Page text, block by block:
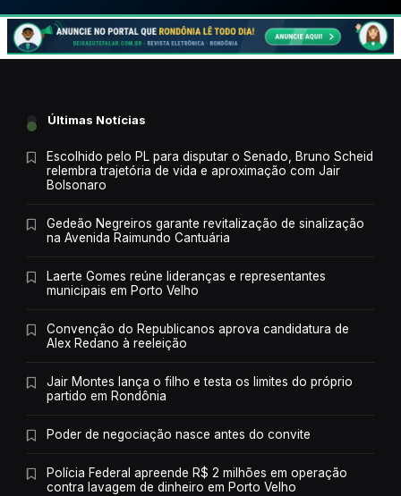
Últimas Notícias
Escolhido pelo PL para disputar o Senado, Bruno Scheid
relembra trajetória de vida e aproximação com Jair
Bolsonaro
Gedeão Negreiros garante revitalização de sinalização
na Avenida Raimundo Cantuária
Laerte Gomes reúne lideranças e representantes
municipais em Porto Velho
Convenção do Republicanos aprova candidatura de
Alex Redano à reeleição
Jair Montes lança o filho e testa os limites do próprio
partido em Rondônia
Poder de negociação nasce antes do convite
Polícia Federal apreende R$ 2 milhões em operação
contra lavagem de dinheiro em Porto Velho